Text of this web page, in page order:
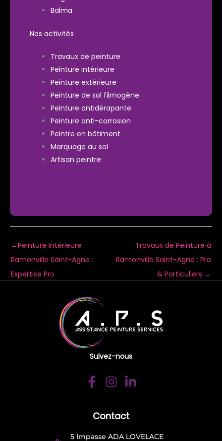
Balma
Nos activités
Travaux de peinture
Peinture intérieure
Peinture extérieure
Peinture de sol filmogène
Peinture antidérapante
Peinture anti-corrosion
Peintre en bâtiment
Marquage au sol
Artisan peintre
←Peinture Intérieure
Ramonville Saint-Agne :
Expertise Pro
Travaux de Peinture à
Ramonville Saint-Agne : Pro
& Particuliers →
Suivez-nous
Contact
5 Impasse ADA LOVELACE